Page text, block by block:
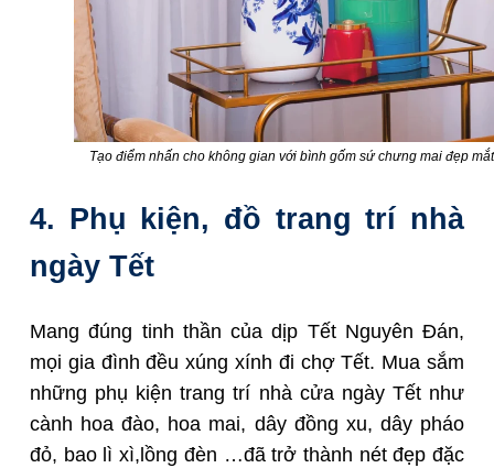
Tạo điểm nhấn cho không gian với bình gốm sứ chưng mai đẹp mắt
4. Phụ kiện, đồ trang trí nhà
ngày Tết
Mang đúng tinh thần của dịp Tết Nguyên Đán,
mọi gia đình đều xúng xính đi chợ Tết. Mua sắm
những phụ kiện trang trí nhà cửa ngày Tết như
cành hoa đào, hoa mai, dây đồng xu, dây pháo
đỏ, bao lì xì,lồng đèn …đã trở thành nét đẹp đặc